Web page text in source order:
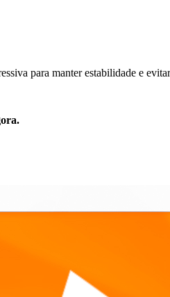
para manter estabilidade e